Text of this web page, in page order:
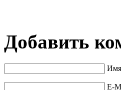
Добавить
Имя
E-